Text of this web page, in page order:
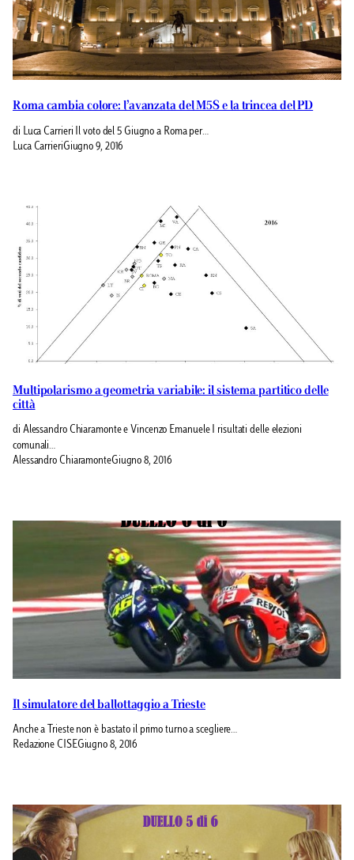
Roma cambia colore: l’avanzata del M5S e la trincea del PD
di Luca Carrieri Il voto del 5 Giugno a Roma per…
Luca CarrieriGiugno 9, 2016
Multipolarismo a geometria variabile: il sistema partitico delle
città
di Alessandro Chiaramonte e Vincenzo Emanuele I risultati delle elezioni
comunali…
Alessandro ChiaramonteGiugno 8, 2016
Il simulatore del ballottaggio a Trieste
Anche a Trieste non è bastato il primo turno a scegliere…
Redazione CISEGiugno 8, 2016